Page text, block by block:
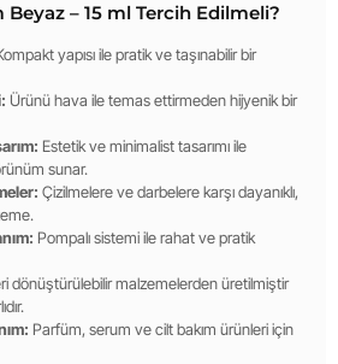
Beyaz – 15 ml Tercih Edilmeli?
yapısı ile pratik ve taşınabilir bir
Ürünü hava ile temas ettirmeden hijyenik bir
Estetik ve minimalist tasarımı ile
sunar.
Çizilmelere ve darbelere karşı dayanıklı,
Pompalı sistemi ile rahat ve pratik
dönüştürülebilir malzemelerden üretilmiştir
Parfüm, serum ve cilt bakım ürünleri için